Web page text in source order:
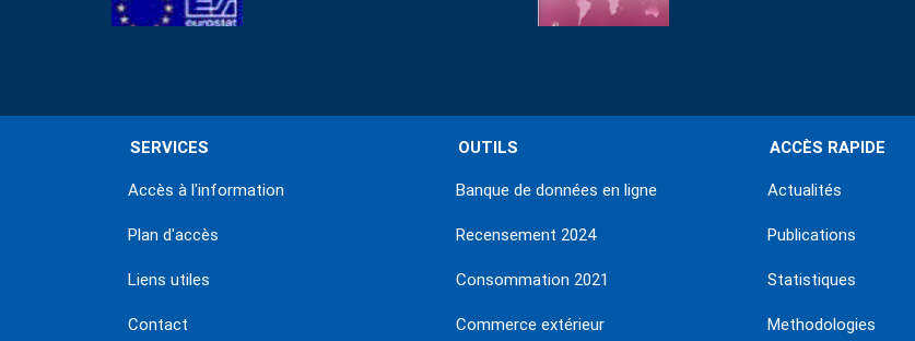
SERVICES
Accès à l'information
Plan d'accès
Liens utiles
Contact
OUTILS
Banque de données en ligne
Recensement 2024
Consommation 2021
Commerce extérieur
ACCÈS RAPIDE
Actualités
Publications
Statistiques
Methodologies